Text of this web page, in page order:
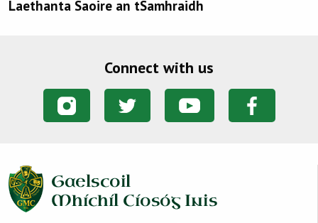
Laethanta Saoire an tSamhraidh
Connect with us